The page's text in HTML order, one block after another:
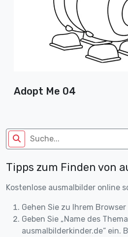
Adopt Me 04
Tipps zum Finden von
Kostenlose ausmalbilder online
Gehen Sie zu Ihrem Browser
Geben Sie „Name des
ausmalbilderkinder.de“ ein.